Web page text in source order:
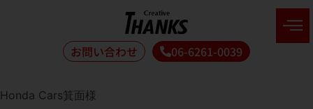
お問い合わせ 06-6261-0039
Honda Cars箕面様